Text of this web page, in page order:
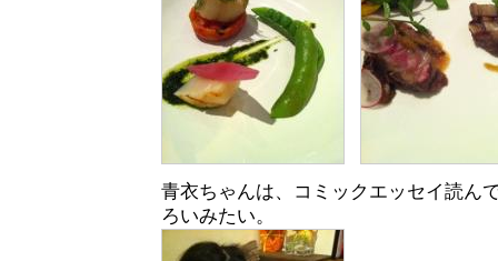
青衣ちゃんは、コミックエッセイ読ん
ろいみたい。